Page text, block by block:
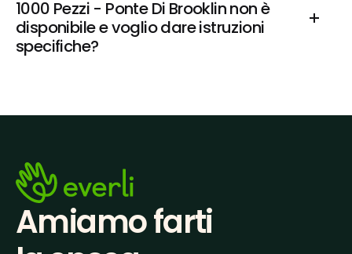
1000 Pezzi - Ponte Di Brooklin non è
disponibile e voglio dare istruzioni
specifiche?
Amiamo farti